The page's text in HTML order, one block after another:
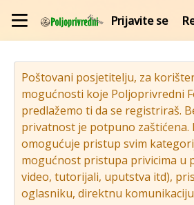
Prijavite se
Poštovani posjetitelju, za
mogućnosti koje Poljoprivredni
predlažemo ti da se registriraš.
privatnost je potpuno zaštićena.
omogućuje pristup svim
mogućnost pristupa privicima u
video, tutorijali, uputstva itd),
oglasniku, direktnu